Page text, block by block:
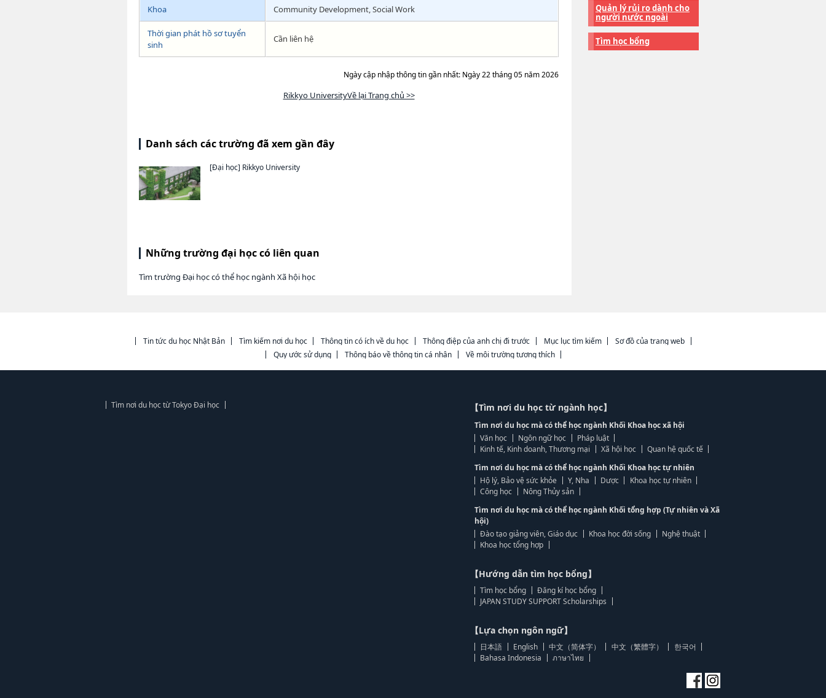
Khoa Community Development, Social Work
Thời gian phát hồ sơ tuyển
sinh
Cần liên hệ
Ngày cập nhập thông tin gần nhất: Ngày 22 tháng 05 năm 2026
Rikkyo UniversityVề lại Trang chủ >>
Danh sách các trường đã xem gần đây
[Đại học] Rikkyo University
Những trường đại học có liên quan
Tìm trường Đại học có thể học ngành Xã hội học
Quản lý rủi ro dành cho
người nước ngoài
Tìm học bổng
Tin tức du học Nhật Bản Tìm kiếm nơi du học Thông tin có ích về du học Thông điệp của anh chị đi trước Mục lục tìm kiếm
Sơ đồ của trang web
Quy ước sử dụng
Thông báo về thông tin cá nhân Về môi trường tương thích
Tìm nơi du học từ Tokyo Đại học 【Tìm nơi du học từ ngành học】
Tìm nơi du học mà có thể học ngành Khối Khoa học xã hội
Văn học
Ngôn ngữ học
Pháp luật
Kinh tế, Kinh doanh, Thương mại
Xã hội học
Quan hệ quốc tế
Tìm nơi du học mà có thể học ngành Khối Khoa học tự nhiên
Hộ lý, Bảo vệ sức khỏe
Y, Nha Dược
Khoa học tự nhiên
Công học
Nông Thủy sản
Tìm nơi du học mà có thể học ngành Khối tổng hợp (Tự nhiên và Xã
hội)
Đào tạo giảng viên, Giáo dục
Khoa học đời sống
Nghệ thuật
Khoa học tổng hợp
【Hướng dẫn tìm học bổng】
Tìm học bổng
Đăng kí học bổng
JAPAN STUDY SUPPORT Scholarships
【Lựa chọn ngôn ngữ】
日本語 English 中文（简体字） 中文（繁體字）
한국어
Bahasa Indonesia
ภาษาไทย